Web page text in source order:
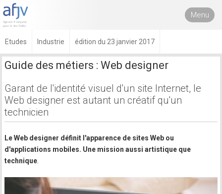
Menu
Etudes Industrie édition du 23 janvier 2017
Guide des métiers : Web designer
Garant de l'identité visuel d'un site Internet, le
Web designer est autant un créatif qu'un
technicien
Le Web designer définit l'apparence de sites Web ou
d'applications mobiles. Une mission aussi artistique que
technique